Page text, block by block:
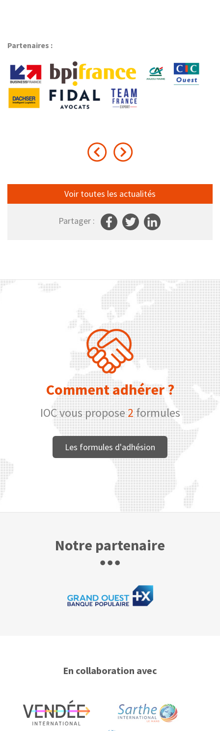
Partenaires :
Voir toutes les actualités
Partager :
Comment adhérer ?
IOC vous propose 2 formules
Les formules d'adhésion
Notre partenaire
En collaboration avec